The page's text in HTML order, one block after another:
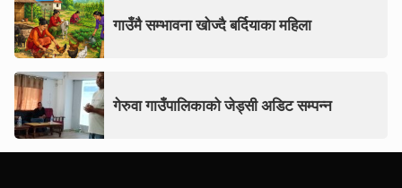
गाउँमै सम्भावना खोज्दै बर्दियाका महिला
गेरुवा गाउँपालिकाको जेड्सी अडिट सम्पन्न